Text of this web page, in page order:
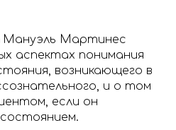
Мануэль Мартинес
аспектах понимания
возникающего в
и о том
если он